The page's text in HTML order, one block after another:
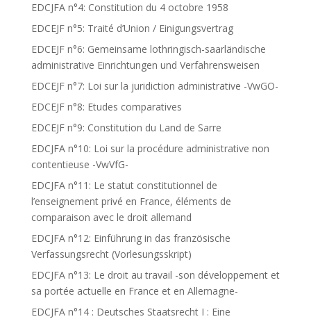
EDCJFA n°4: Constitution du 4 octobre 1958
EDCEJF n°5: Traité d’Union / Einigungsvertrag
EDCEJF n°6: Gemeinsame lothringisch-saarländische
administrative Einrichtungen und Verfahrensweisen
EDCEJF n°7: Loi sur la juridiction administrative -VwGO-
EDCEJF n°8: Etudes comparatives
EDCEJF n°9: Constitution du Land de Sarre
EDCJFA n°10: Loi sur la procédure administrative non
contentieuse -VwVfG-
EDCJFA n°11: Le statut constitutionnel de
l’enseignement privé en France, éléments de
comparaison avec le droit allemand
EDCJFA n°12: Einführung in das französische
Verfassungsrecht (Vorlesungsskript)
EDCJFA n°13: Le droit au travail -son développement et
sa portée actuelle en France et en Allemagne-
EDCJFA n°14 : Deutsches Staatsrecht I : Eine